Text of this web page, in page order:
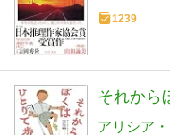
1239
それから
アリシア